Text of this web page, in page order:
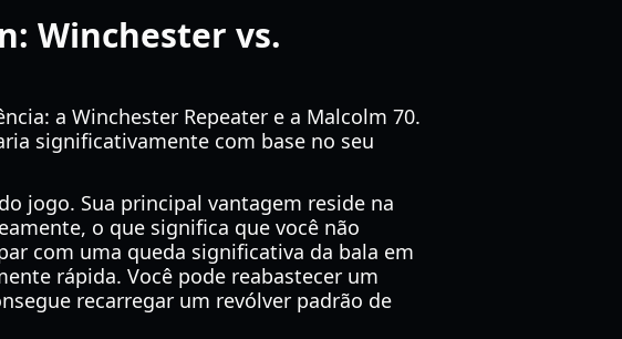
Winchester vs.
a Winchester Repeater e a Malcolm 70.
significativamente com base no seu
jogo. Sua principal vantagem reside na
o que significa que você não
com uma queda significativa da bala em
rápida. Você pode reabastecer um
recarregar um revólver padrão de